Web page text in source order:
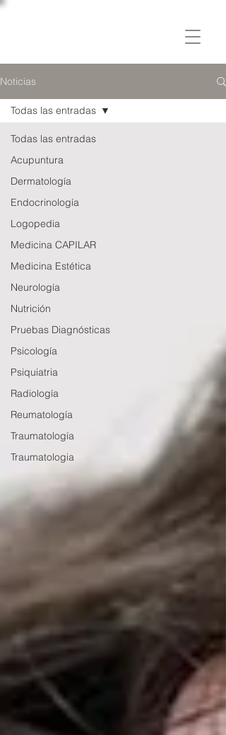
Noticias
Todas las entradas
Acupuntura
Dermatología
Endocrinología
Logopedia
Medicina CAPILAR
Medicina Estética
Neurología
Nutrición
Pruebas Diagnósticas
Psicología
Psiquiatria
Radiología
Reumatología
Traumatología
Traumatologia
Todas las entradas